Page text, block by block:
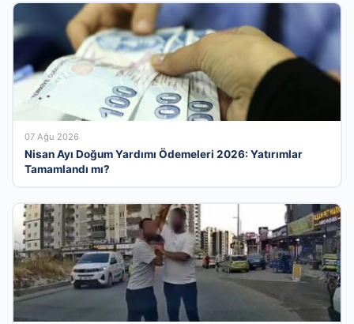
07 Ağu 2026
Nisan Ayı Doğum Yardımı Ödemeleri 2026: Yatırımlar
Tamamlandı mı?